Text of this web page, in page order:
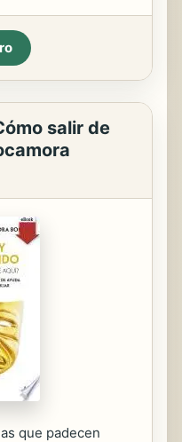
salir de
que padecen